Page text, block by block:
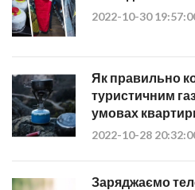
2022-10-30
Як правильно
туристичним
умовах
2022-10-28
Заряджаємо